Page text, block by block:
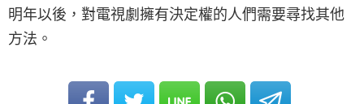
明年以後，對電視劇擁有決定權的人們需要尋找其他
方法。